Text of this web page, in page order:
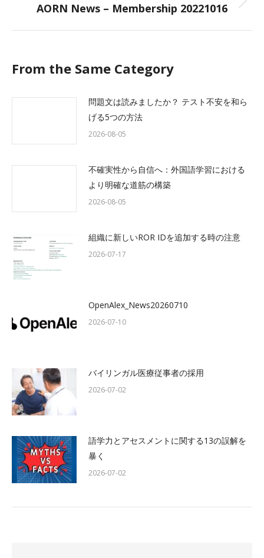
Next
AORN News – Membership 20221016
From the Same Category
問題文は読みましたか？ テスト不安を和ら
げる5つの方法
2026-08-05
不確実性から自信へ：外国語学習における
より明確な道筋の構築
2026-08-05
組織に新しいROR IDを追加する時の注意
2026-07-17
OpenAlex_News20260710
2026-07-10
バイリンガル医療従事者の採用
2026-07-02
語学力とアセスメントに関する13の誤解を
暴く
2026-07-02